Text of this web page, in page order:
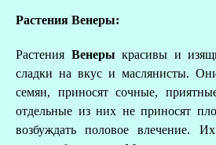
Растения Венеры:
Растения Венерыкрасивы и
сладки на вкус и маслянисты.
семян, приносят сочные,
отдельные из них не приносят
возбуждать половое влечение.